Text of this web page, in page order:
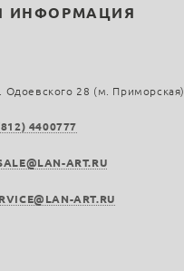
ИНФОРМАЦИЯ
Одоевского 28 (м. Приморская)
4400777
ART.RU
ART.RU